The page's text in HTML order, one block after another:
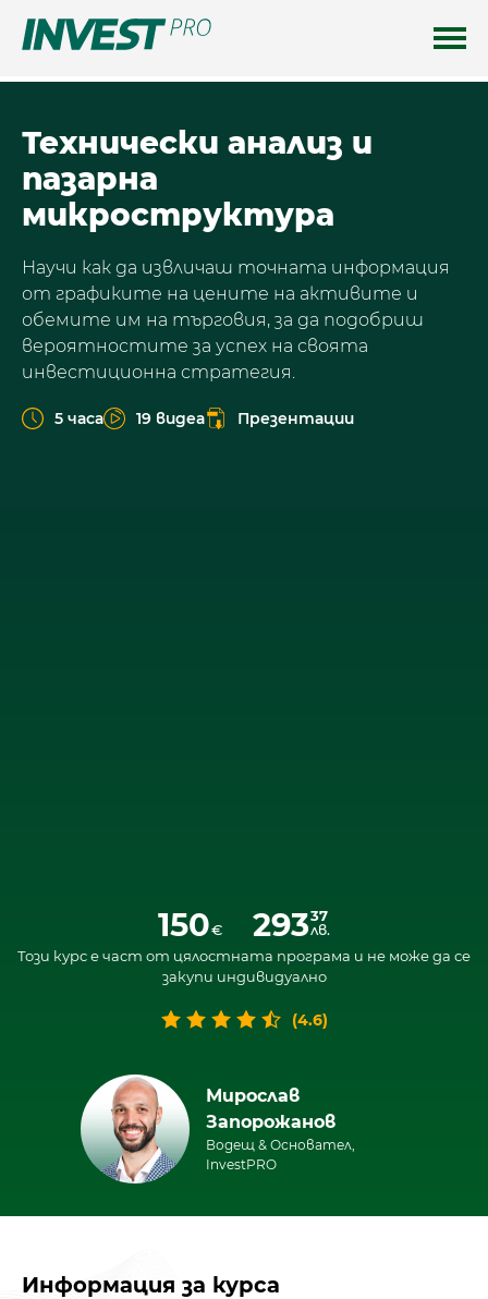
Технически анализ и
пазарна
микроструктура
Научи как да извличаш точната информация
от графиките на цените на активите и
обемите им на търговия, за да подобриш
вероятностите за успех на своята
инвестиционна стратегия.
5 часа 19 видеа Презентации
Информация за курса
29337
лв.
150€
Този курс е част от цялостната програма и не може да се
закупи индивидуално
(4.6)
Мирослав
Запорожанов
Водещ & Основател,
InvestPRO